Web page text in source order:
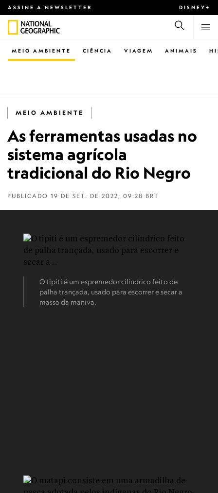
ASSINE A NEWSLETTER DISNEY+
CIÊNCIA VIAGEM ANIMAIS
MEIO AMBIENTE
MEIO AMBIENTE
As ferramentas usadas no
sistema agrícola
tradicional do Rio Negro
PUBLICADO 19 DE SET. DE 2022, 09:28 BRT
O tipiti é um espremedor cilíndrico feito de
palha trançada, usado para escorrer e secar a
massa da maniva.